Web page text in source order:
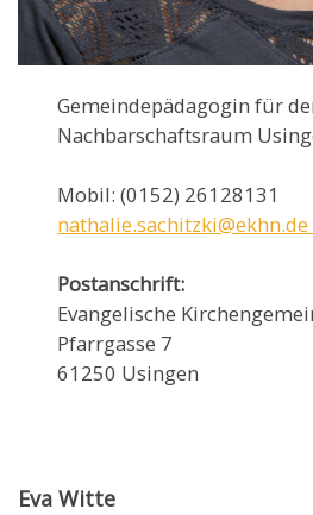
Gemeindepädagogin für
Nachbarschaftsraum
Mobil: (0152) 26128131
nathalie.sachitzki@ekhn.de
Postanschrift:
Evangelische
Pfarrgasse 7
61250 Usingen
Eva Witte